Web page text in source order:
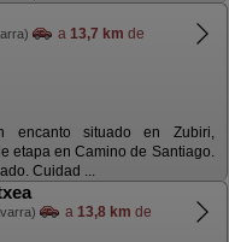
a 13,7 km de
encanto situado en Zubiri,
etapa en Camino de Santiago.
Cuidad ...
a 13,8 km de